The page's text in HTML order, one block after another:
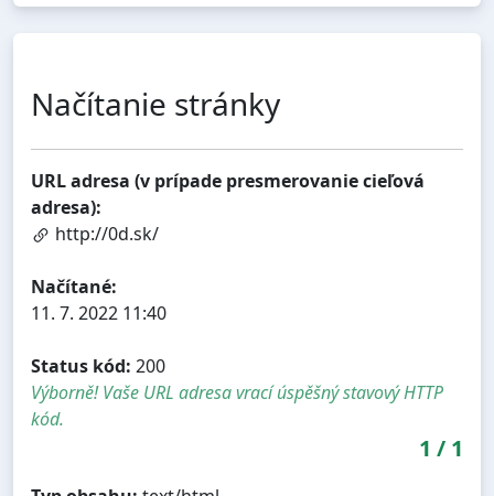
Načítanie stránky
URL adresa (v prípade presmerovanie cieľová
adresa):
http://0d.sk/
Načítané:
11. 7. 2022 11:40
Status kód: 200
Výborně! Vaše URL adresa vrací úspěšný stavový HTTP
kód.
1 / 1